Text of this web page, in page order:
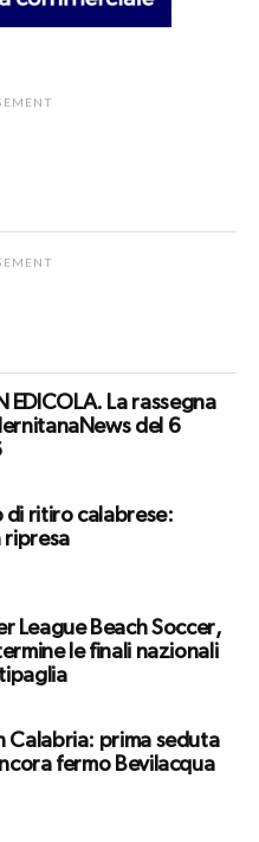
EDICOLA. La rassegna
del 6
di ritiro calabrese:
ripresa
League Beach Soccer,
le finali nazionali
Calabria: prima seduta
fermo Bevilacqua